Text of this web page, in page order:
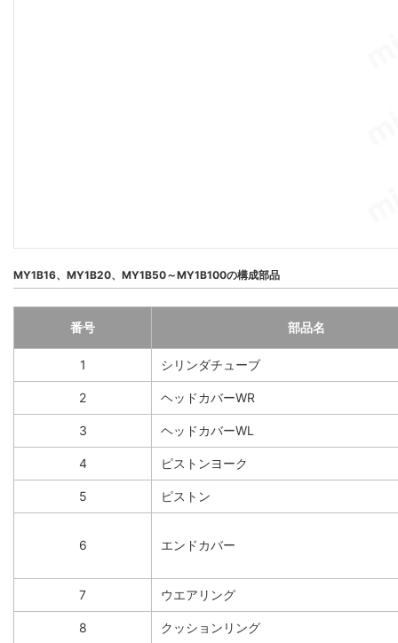
MY1B16、MY1B20、MY1B50～MY1B100の構成部品
番号 部品名
1 シリンダチューブ
2 ヘッドカバーWR
3 ヘッドカバーWL
4 ピストンヨーク
5 ピストン
6 エンドカバー
7 ウエアリング
8 クッションリング